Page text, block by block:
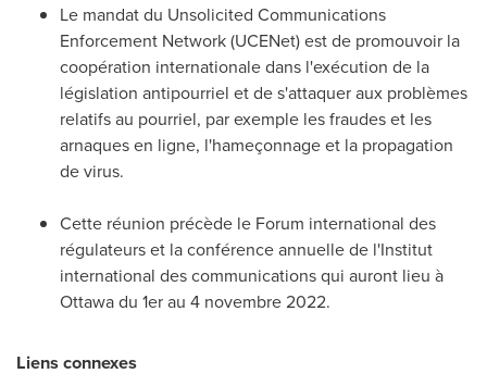
Le mandat du Unsolicited Communications
Enforcement Network (UCENet) est de promouvoir la
coopération internationale dans l'exécution de la
législation antipourriel et de s'attaquer aux problèmes
relatifs au pourriel, par exemple les fraudes et les
arnaques en ligne, l'hameçonnage et la propagation
de virus.
Cette réunion précède le Forum international des
régulateurs et la conférence annuelle de l'Institut
international des communications qui auront lieu à
Ottawadu 1er au 4 novembre 2022.
Liens connexes